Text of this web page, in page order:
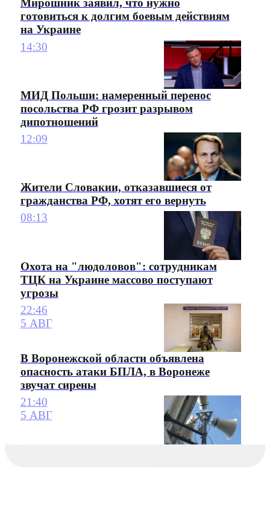
Мирошник заявил, что нужно
готовиться к долгим боевым действиям
на Украине
14:30
МИД Польши: намеренный перенос
посольства РФ грозит разрывом
дипотношений
12:09
Жители Словакии, отказавшиеся от
гражданства РФ, хотят его вернуть
08:13
Охота на "людоловов": сотрудникам
ТЦК на Украине массово поступают
угрозы
22:46
5 АВГ
В Воронежской области объявлена
опасность атаки БПЛА, в Воронеже
звучат сирены
21:40
5 АВГ